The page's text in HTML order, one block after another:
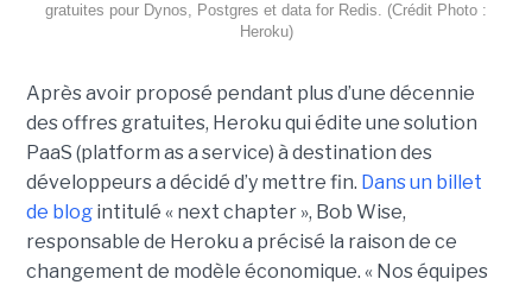
gratuites pour Dynos, Postgres et data for Redis. (Crédit Photo :
Heroku)
Après avoir proposé pendant plus d’une décennie
des offres gratuites, Heroku qui édite une solution
PaaS (platform as a service) à destination des
développeurs a décidé d’y mettre fin. Dans un billet
de blogintitulé « next chapter », Bob Wise,
responsable de Heroku a précisé la raison de ce
changement de modèle économique. « Nos équipes